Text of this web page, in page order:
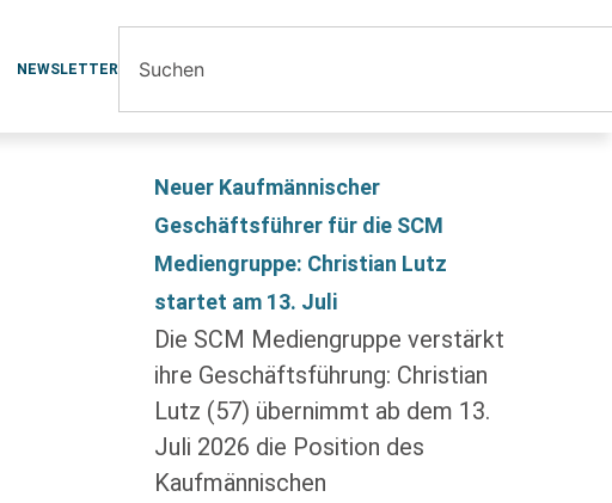
NEWSLETTER
Neuer Kaufmännischer
Geschäftsführer für die SCM
Mediengruppe: Christian Lutz
startet am 13. Juli
Die SCM Mediengruppe verstärkt
ihre Geschäftsführung: Christian
Lutz (57) übernimmt ab dem 13.
Juli 2026 die Position des
Kaufmännischen